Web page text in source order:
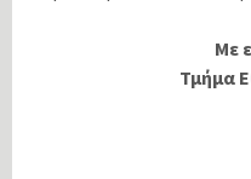
Με
Τμήμα